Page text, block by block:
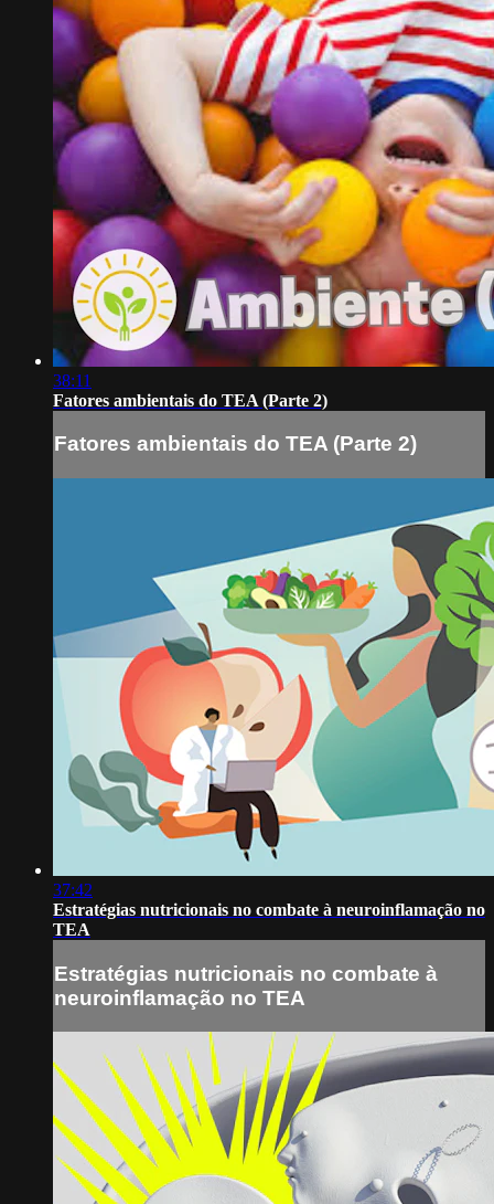
38:11
Fatores ambientais do TEA (Parte 2)
Fatores ambientais do TEA (Parte 2)
37:42
Estratégias nutricionais no combate à neuroinflamação no
TEA
Estratégias nutricionais no combate à
neuroinflamação no TEA